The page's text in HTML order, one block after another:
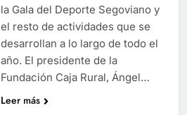
la Gala del Deporte Segoviano y
el resto de actividades que se
desarrollan a lo largo de todo el
año. El presidente de la
Fundación Caja Rural, Ángel…
Leer más